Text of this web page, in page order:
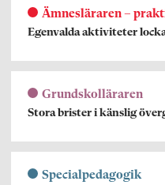
Ämnesläraren –
Egenvalda aktiviteter
Grundskolläraren
Stora brister i känslig
Specialpedagogik